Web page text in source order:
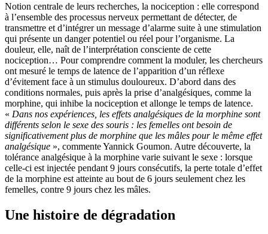
Notion centrale de leurs recherches, la nociception : elle correspond
à l’ensemble des processus nerveux permettant de détecter, de
transmettre et d’intégrer un message d’alarme suite à une stimulation
qui présente un danger potentiel ou réel pour l’organisme. La
douleur, elle, naît de l’interprétation consciente de cette
nociception… Pour comprendre comment la moduler, les chercheurs
ont mesuré le temps de latence de l’apparition d’un réflexe
d’évitement face à un stimulus douloureux. D’abord dans des
conditions normales, puis après la prise d’analgésiques, comme la
morphine, qui inhibe la nociception et allonge le temps de latence.
« Dans nos expériences, les effets analgésiques de la morphine sont
différents selon le sexe des souris : les femelles ont besoin de
significativement plus de morphine que les mâles pour le même effet
analgésique », commente Yannick Goumon. Autre découverte, la
tolérance analgésique à la morphine varie suivant le sexe : lorsque
celle-ci est injectée pendant 9 jours consécutifs, la perte totale d’effet
de la morphine est atteinte au bout de 6 jours seulement chez les
femelles, contre 9 jours chez les mâles.
Une histoire de dégradation